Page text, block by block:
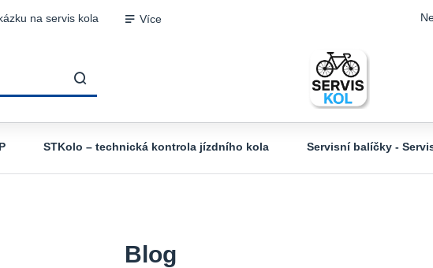
na servis kola Více
STKolo – technická kontrola jízdního kola Servisní balíčky -
Blog